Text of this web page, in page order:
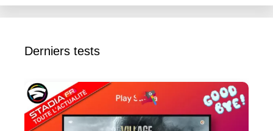
Derniers tests